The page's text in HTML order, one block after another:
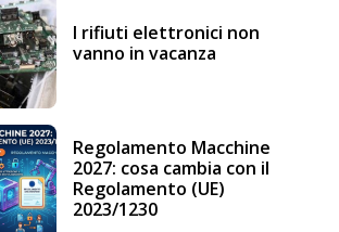
I rifiuti elettronici non
vanno in vacanza
Regolamento Macchine
2027: cosa cambia con il
Regolamento (UE)
2023/1230